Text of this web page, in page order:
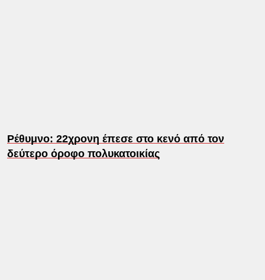
Ρέθυμνο: 22χρονη έπεσε στο κενό από τον
δεύτερο όροφο πολυκατοικίας